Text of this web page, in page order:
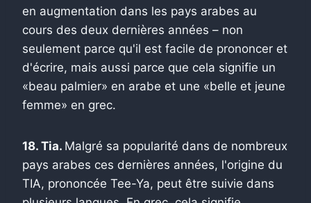
en augmentation dans les pays arabes au
cours des deux dernières années – non
seulement parce qu'il est facile de prononcer et
d'écrire, mais aussi parce que cela signifie un
«beau palmier» en arabe et une «belle et jeune
femme» en grec.
18. Tia. Malgré sa popularité dans de nombreux
pays arabes ces dernières années, l'origine du
TIA, prononcée Tee-Ya, peut être suivie dans